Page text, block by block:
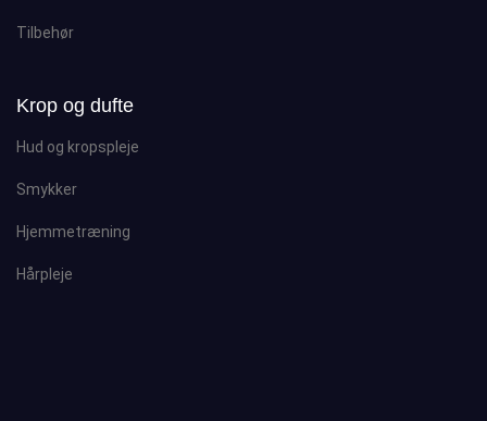
Tilbehør
Krop og dufte
Hud og kropspleje
Smykker
Hjemmetræning
Hårpleje